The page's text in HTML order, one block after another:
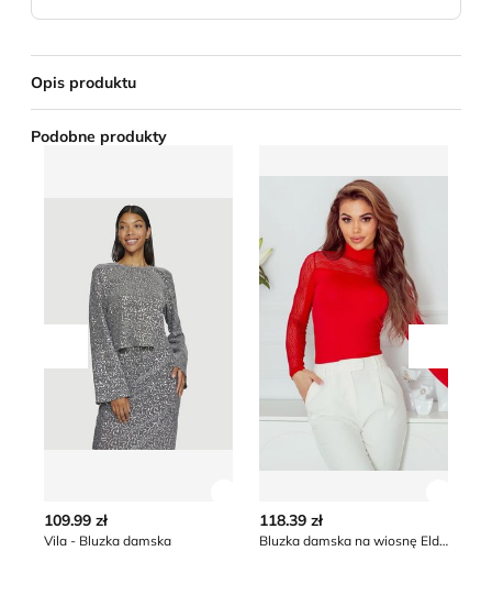
Opis produktu
Podobne produkty
Przesuń w lewo
109.99 zł
Vila - Bluzka damska
118.39 zł
Bluzka damska na wiosnę Eldar